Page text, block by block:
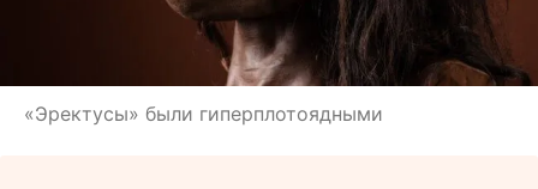
«Эректусы» были гиперплотоядными